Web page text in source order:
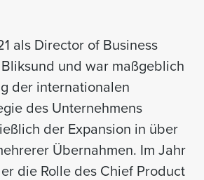
als Director of Business
und war maßgeblich
der internationalen
des Unternehmens
der Expansion in über
Übernahmen. Im Jahr
die Rolle des Chief Product